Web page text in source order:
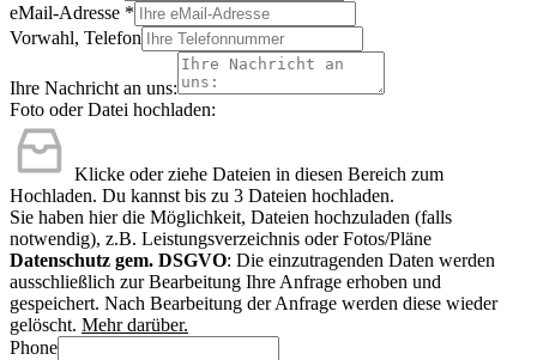
eMail-Adresse *
Vorwahl, Telefon
Ihre Nachricht an uns:
Foto oder Datei hochladen:
Klicke oder ziehe Dateien in diesen Bereich zum
Hochladen. Du kannst bis zu 3 Dateien hochladen.
Sie haben hier die Möglichkeit, Dateien hochzuladen (falls
notwendig), z.B. Leistungsverzeichnis oder Fotos/Pläne
Datenschutz gem. DSGVO: Die einzutragenden Daten werden
ausschließlich zur Bearbeitung Ihre Anfrage erhoben und
gespeichert. Nach Bearbeitung der Anfrage werden diese wieder
gelöscht. Mehr darüber.
Phone